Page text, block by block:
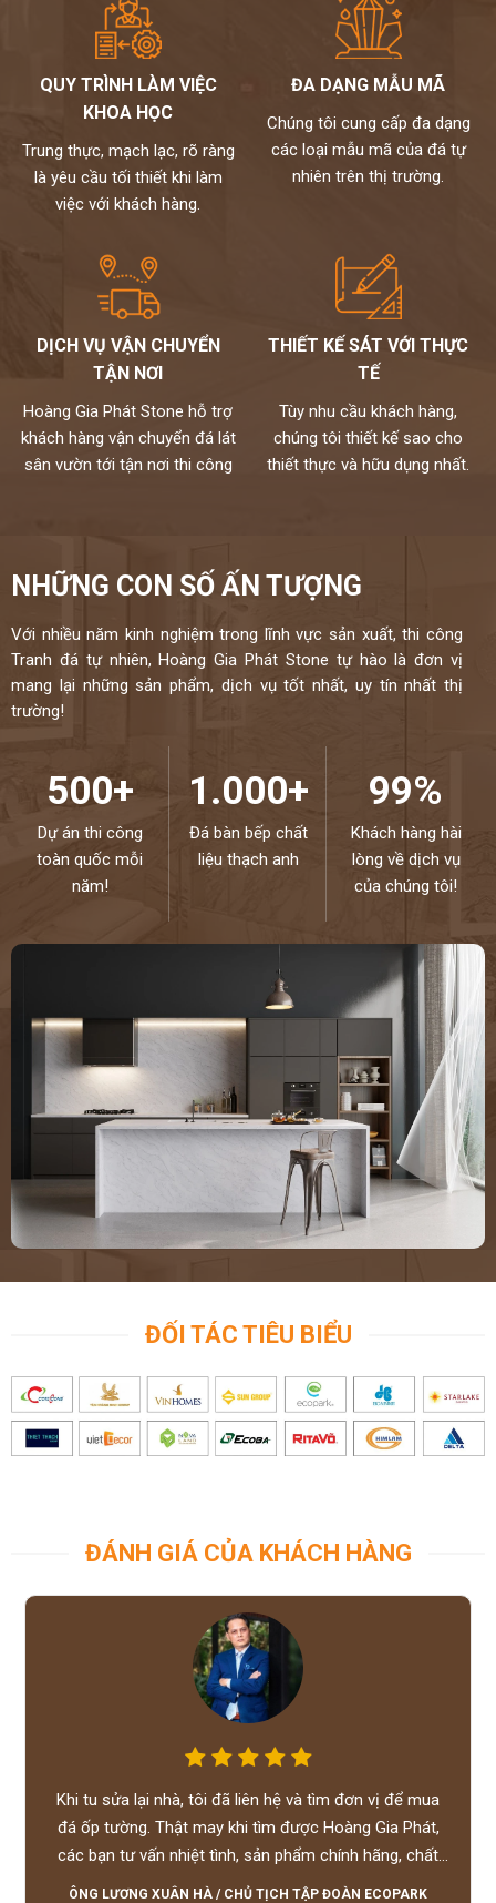
QUY TRÌNH LÀM VIỆC
KHOA HỌC
Trung thực, mạch lạc, rõ ràng
là yêu cầu tối thiết khi làm
việc với khách hàng.
ĐA DẠNG MẪU MÃ
Chúng tôi cung cấp đa dạng
các loại mẫu mã của đá tự
nhiên trên thị trường.
DỊCH VỤ VẬN CHUYỂN
TẬN NƠI
Hoàng Gia Phát Stone hỗ trợ
khách hàng vận chuyển đá lát
sân vườn tới tận nơi thi công
THIẾT KẾ SÁT VỚI THỰC
TẾ
Tùy nhu cầu khách hàng,
chúng tôi thiết kế sao cho
thiết thực và hữu dụng nhất.
NHỮNG CON SỐ ẤN TƯỢNG
Với nhiều năm kinh nghiệm trong lĩnh vực sản xuất, thi công
Tranh đá tự nhiên, Hoàng Gia Phát Stone tự hào là đơn vị
mang lại những sản phẩm, dịch vụ tốt nhất, uy tín nhất thị
trường!
500+
Dự án thi công
toàn quốc mỗi
năm!
1.000+
Đá bàn bếp chất
liệu thạch anh
99%
Khách hàng hài
lòng về dịch vụ
của chúng tôi!
ĐỐI TÁC TIÊU BIỂU
ĐÁNH GIÁ CỦA KHÁCH HÀNG
Khi tu sửa lại nhà, tôi đã liên hệ và tìm đơn vị để mua
đá ốp tường. Thật may khi tìm được Hoàng Gia Phát,
các bạn tư vấn nhiệt tình, sản phẩm chính hãng, chất
lượng tốt, giá hợp lý, hỗ trợ tận tình.
ÔNG LƯƠNG XUÂN HÀ / CHỦ TỊCH TẬP ĐOÀN ECOPARK